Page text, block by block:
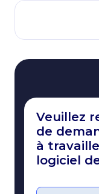
Veuillez
de
à
logiciel